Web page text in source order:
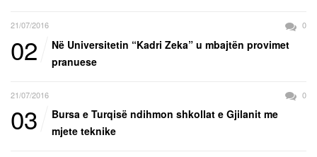
21/07/2016 0
02
Në Universitetin “Kadri Zeka” u mbajtën provimet
pranuese
21/07/2016 0
03
Bursa e Turqisë ndihmon shkollat e Gjilanit me
mjete teknike